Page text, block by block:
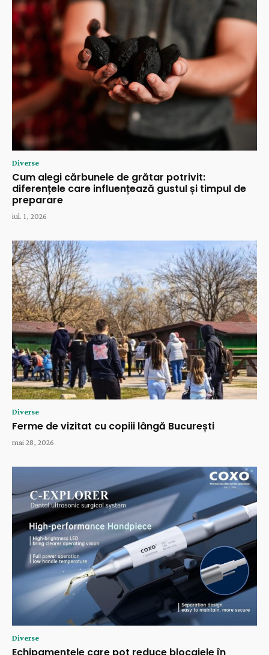
Diverse
Cum alegi cărbunele de grătar potrivit:
diferențele care influențează gustul și timpul de
preparare
iul. 1, 2026
Diverse
Ferme de vizitat cu copiii lângă București
mai 28, 2026
Diverse